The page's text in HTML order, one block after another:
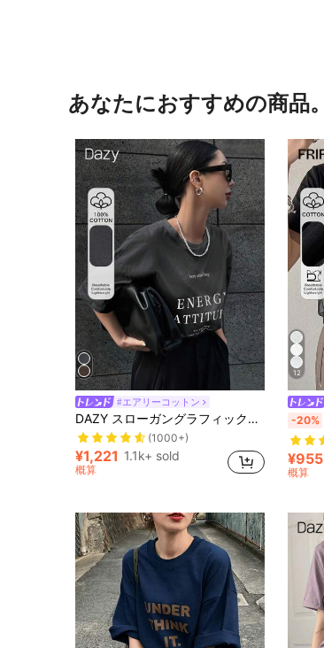
あなたにおすすめの商品。
#エアリーコットン
DAZY スローガングラフィックドロップショルダーTシャツ Keep Smiling ENERGY ATTITUDE See For Good Time For Happiness オーバーサイズTシャツ
(1000+)
¥1,221 1.1k+ sold
概算
12
-20%
¥955
概算